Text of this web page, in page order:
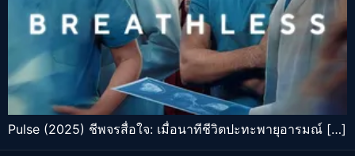
Pulse (2025) ชีพจรสื่อใจ: เมื่อนาทีชีวิตปะทะพายุอารมณ์ […]